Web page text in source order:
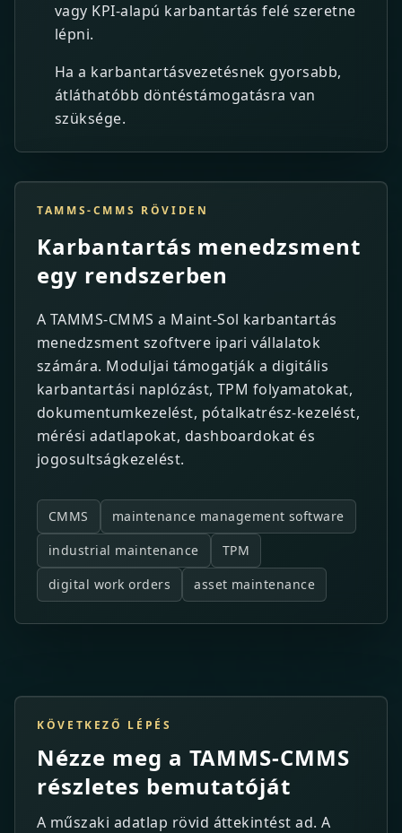
vagy KPI-alapú karbantartás felé szeretne
lépni.
Ha a karbantartásvezetésnek gyorsabb,
átláthatóbb döntéstámogatásra van
szüksége.
TAMMS-CMMS RÖVIDEN
Karbantartás menedzsment
egy rendszerben
A TAMMS-CMMS a Maint-Sol karbantartás
menedzsment szoftvere ipari vállalatok
számára. Moduljai támogatják a digitális
karbantartási naplózást, TPM folyamatokat,
dokumentumkezelést, pótalkatrész-kezelést,
mérési adatlapokat, dashboardokat és
jogosultságkezelést.
CMMS
maintenance management software
industrial maintenance
TPM
digital work orders
asset maintenance
KÖVETKEZŐ LÉPÉS
Nézze meg a TAMMS-CMMS
részletes bemutatóját
A műszaki adatlap rövid áttekintést ad. A